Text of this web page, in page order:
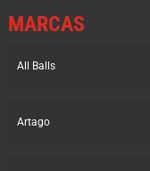
MARCAS
All Balls
Artago